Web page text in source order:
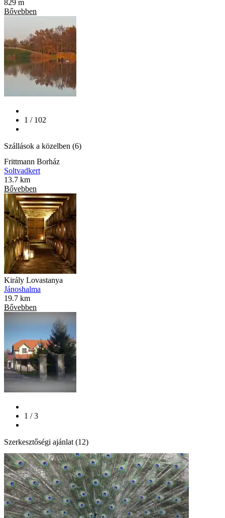
829 m
Bővebben
1 / 102
Szállások a közelben (6)
Frittmann Borház
Soltvadkert
13.7 km
Bővebben
Király Lovastanya
Jánoshalma
19.7 km
Bővebben
1 / 3
Szerkesztőségi ajánlat (12)